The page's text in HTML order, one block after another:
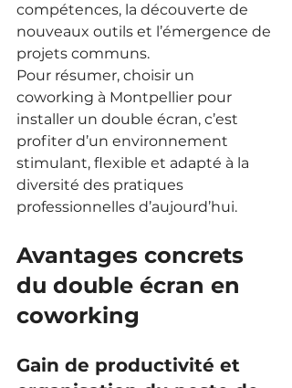
compétences, la découverte de
nouveaux outils et l’émergence de
projets communs.
Pour résumer, choisir un
coworking à Montpellier pour
installer un double écran, c’est
profiter d’un environnement
stimulant, flexible et adapté à la
diversité des pratiques
professionnelles d’aujourd’hui.
Avantages concrets
du double écran en
coworking
Gain de productivité et